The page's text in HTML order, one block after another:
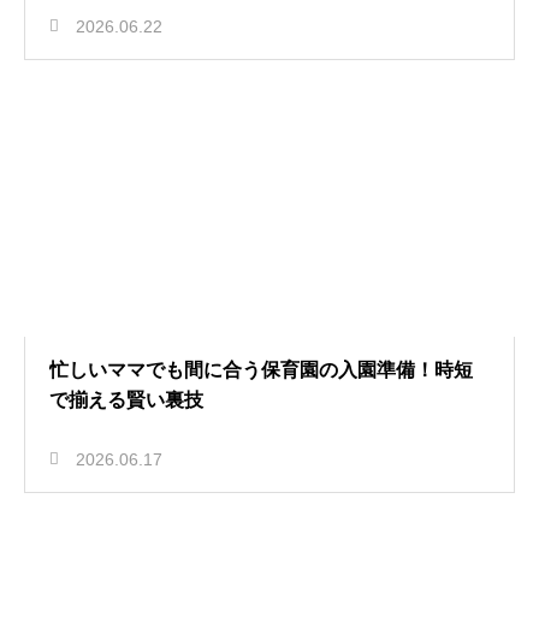
2026.06.22
忙しいママでも間に合う保育園の入園準備！時短
で揃える賢い裏技
2026.06.17